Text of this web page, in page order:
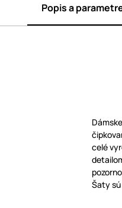
Popis a
celé
Šaty